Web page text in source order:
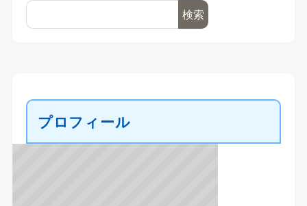
検索
プロフィール